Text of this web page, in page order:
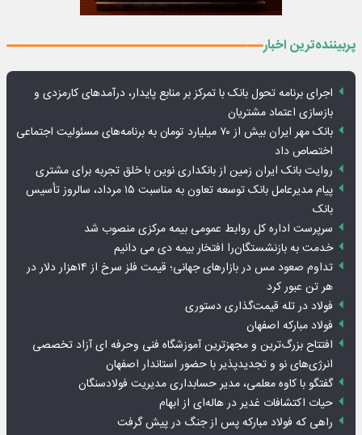
پربیننده‌ترین اخبار
اجرای برنامه تحول بانک با تمرکز بر منابع پایدار، درآمدهای کارمزدی و
بازسازی اعتماد مشتریان
بانک مهر ایران بیش از ۷۰ میلیارد تومان به برنامه‌های مسئولیت اجتماعی
اختصاص داد
روایت بانک ایران زمین از بانکداری نوین با خلق تجربه برای مشتری
پیام مدیرعامل بانک توسعه تعاون به مناسبت ۱۵ مرداد، سالروز تأسیس
بانک
سرپرست اداره کل روابط عمومی بیمه مرکزی منصوب شد
خدمت به بازنشستگان‌را افتخار بیمه دی می دانیم
تداوم صعود مس در بازارهای جهانی؛ قیمت فلز سرخ از ۱۴هزار دلار در
هر تن عبور کرد
فولاد در تله قیمت‌گذاری دستوری
فولاد مبارکه اصفهان
افتتاح بزرگ‌ترین و مجهزترین آموزشگاه فنی وحرفه ای آزاد تخصصی
انرژی‌های نو و تجدیدپذیر با حضور استاندار اصفهان
گفتگو با کاوه معلمی، مدیر حسابداری مدیریت فولادسنگان
حیات اکتشافات غدیر در هاله‌ای از ابهام
راهی که فولاد مبارکه پس از جنگ در پیش گرفت